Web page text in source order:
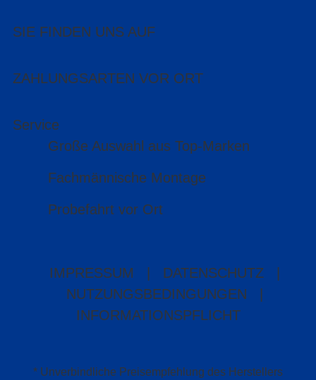
SIE FINDEN UNS AUF
ZAHLUNGSARTEN VOR ORT
Service
Große Auswahl aus Top-Marken
Fachmännische Montage
Probefahrt vor Ort
IMPRESSUM DATENSCHUTZ
NUTZUNGSBEDINGUNGEN
INFORMATIONSPFLICHT
* Unverbindliche Preisempfehlung des Herstellers